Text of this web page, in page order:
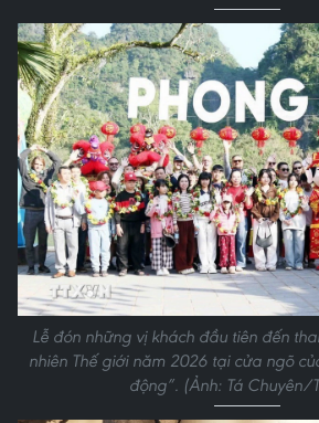
Lễ đón những vị khách đầu tiên đến
nhiên Thế giới năm 2026 tại cửa ngõ
động”. (Ảnh: Tá Chuyên/